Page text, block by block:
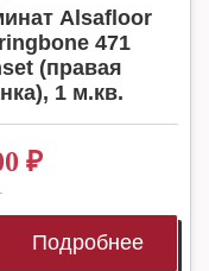
Alsafloor
471
(правая
1 м.кв.
₽
Подробнее